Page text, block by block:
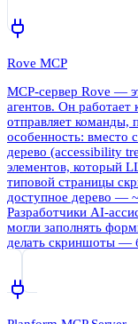
Rove MCP
MCP-сервер Rove —
агентов. Он работает
отправляет команды,
особенность: вместо
дерево (accessibility
элементов, который
типовой страницы
доступное дерево —
Разработчики AI-
могли заполнять
делать скриншоты —